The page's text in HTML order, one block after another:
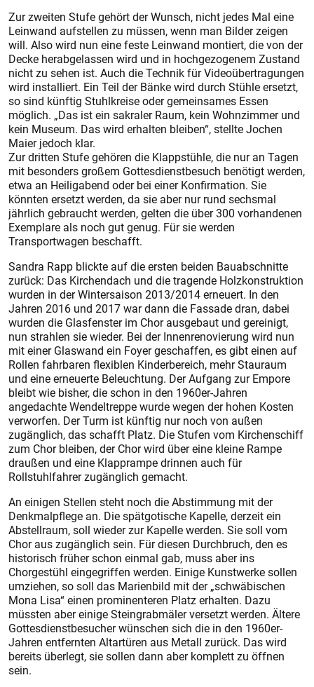
Zur zweiten Stufe gehört der Wunsch, nicht jedes Mal eine
Leinwand aufstellen zu müssen, wenn man Bilder zeigen
will. Also wird nun eine feste Leinwand montiert, die von der
Decke herabgelassen wird und in hochgezogenem Zustand
nicht zu sehen ist. Auch die Technik für Videoübertragungen
wird installiert. Ein Teil der Bänke wird durch Stühle ersetzt,
so sind künftig Stuhlkreise oder gemeinsames Essen
möglich. „Das ist ein sakraler Raum, kein Wohnzimmer und
kein Museum. Das wird erhalten bleiben“, stellte Jochen
Maier jedoch klar.
Zur dritten Stufe gehören die Klappstühle, die nur an Tagen
mit besonders großem Gottesdienstbesuch benötigt werden,
etwa an Heiligabend oder bei einer Konfirmation. Sie
könnten ersetzt werden, da sie aber nur rund sechsmal
jährlich gebraucht werden, gelten die über 300 vorhandenen
Exemplare als noch gut genug. Für sie werden
Transportwagen beschafft.
Sandra Rapp blickte auf die ers­ten beiden Bauabschnitte
zurück: Das Kirchendach und die tragende Holzkonstruktion
wurden in der Wintersaison 2013/2014 erneuert. In den
Jahren 2016 und 2017 war dann die Fassade dran, dabei
wurden die Glasfenster im Chor ausgebaut und gereinigt,
nun strahlen sie wieder. Bei der Innenrenovierung wird nun
mit einer Glaswand ein Foyer geschaffen, es gibt einen auf
Rollen fahrbaren flexiblen Kinderbereich, mehr Stauraum
und eine erneuerte Beleuchtung. Der Aufgang zur Empore
bleibt wie bisher, die schon in den 1960er-Jahren
angedachte Wendeltreppe wurde wegen der hohen Kosten
verworfen. Der Turm ist künftig nur noch von außen
zugänglich, das schafft Platz. Die Stufen vom Kirchenschiff
zum Chor bleiben, der Chor wird über eine kleine Rampe
draußen und eine Klapprampe drinnen auch für
Rollstuhlfahrer zugänglich gemacht.
An einigen Stellen steht noch die Abstimmung mit der
Denkmalpflege an. Die spätgotische Kapelle, derzeit ein
Abstellraum, soll wieder zur Kapelle werden. Sie soll vom
Chor aus zugänglich sein. Für diesen Durchbruch, den es
historisch früher schon einmal gab, muss aber ins
Chorgestühl eingegriffen werden. Einige Kunstwerke sollen
umziehen, so soll das Marienbild mit der „schwäbischen
Mona Lisa“ einen prominenteren Platz erhalten. Dazu
müssten abereinige Steingrabmäler versetzt werden. Ältere
Gottesdienstbesucher wünschen sich die in den 1960er-
Jahren entfernten Altar­türen aus Metall zurück. Das wird
bereits überlegt, sie sollen dann aber komplett zu öffnen
sein.